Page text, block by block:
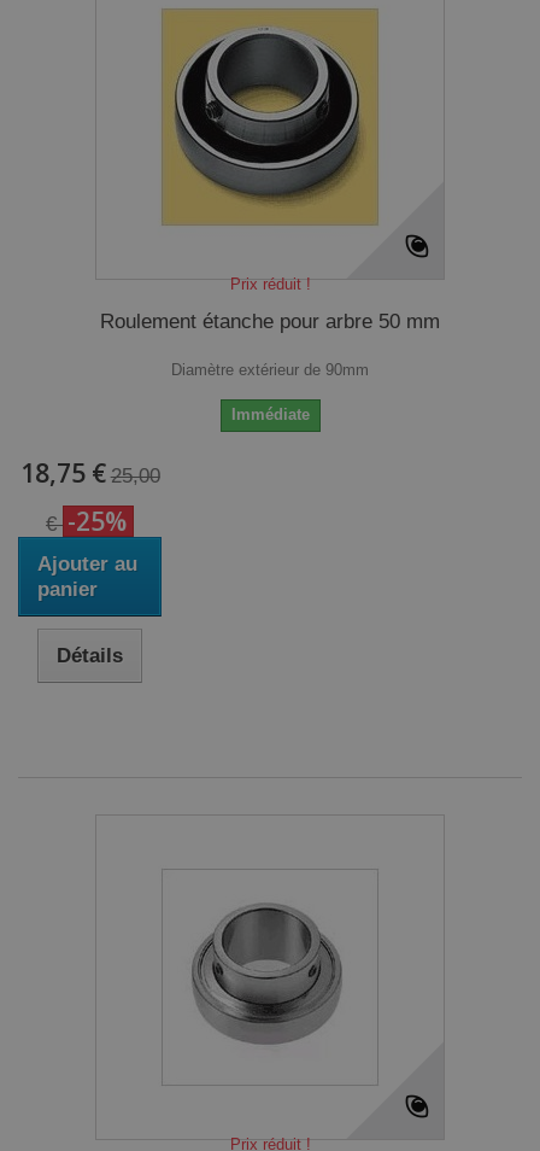
Prix réduit !
Roulement étanche pour arbre 50 mm
Diamètre extérieur de 90mm
Immédiate
18,75 € 25,00
€ -25%
Ajouter au
panier
Détails
Prix réduit !